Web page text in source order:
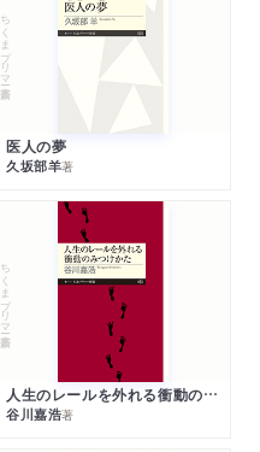
ちくまプリマー新書
医人の夢
久坂部羊著
ちくまプリマー新書
人生のレールを外れる衝動のみつけかた
谷川嘉浩著